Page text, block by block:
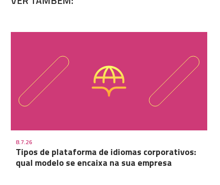
8.7.26
Tipos de plataforma de idiomas corporativos:
qual modelo se encaixa na sua empresa